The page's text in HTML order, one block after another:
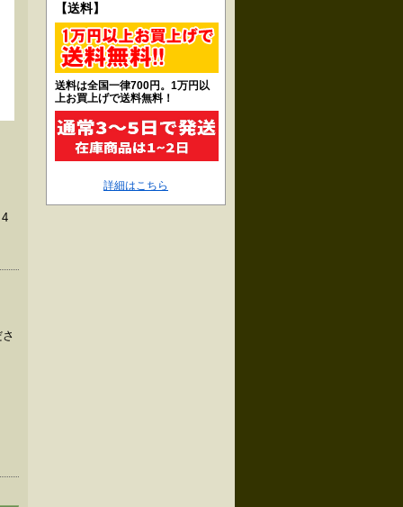
【送料】
送料は全国一律700円。1万円以
上お買上げで送料無料！
詳細はこちら